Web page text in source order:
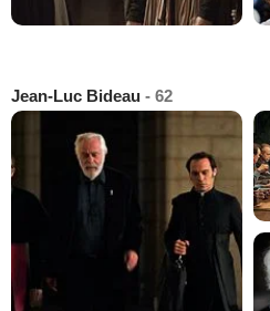
Jean-Luc Bideau - 62